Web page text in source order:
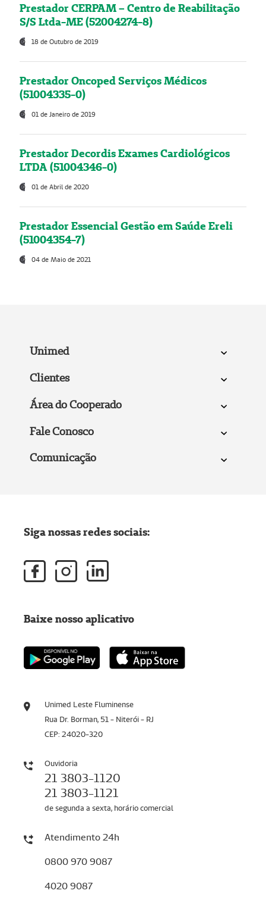
Prestador CERPAM – Centro de Reabilitação
S/S Ltda-ME (52004274-8)
18 de Outubro de 2019
Prestador Oncoped Serviços Médicos
(51004335-0)
01 de Janeiro de 2019
Prestador Decordis Exames Cardiológicos
LTDA (51004346-0)
01 de Abril de 2020
Prestador Essencial Gestão em Saúde Ereli
(51004354-7)
04 de Maio de 2021
Unimed
Clientes
Área do Cooperado
Fale Conosco
Comunicação
Unimed Leste Fluminense
Rua Dr. Borman, 51 - Niterói - RJ
CEP: 24020-320
Ouvidoria
21 3803-1120
21 3803-1121
de segunda a sexta, horário comercial
Atendimento 24h
0800 970 9087
4020 9087
Siga nossas redes sociais:
Baixe nosso aplicativo